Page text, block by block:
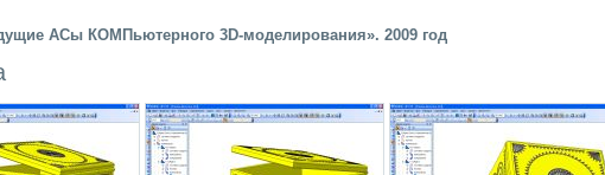
АСы КОМПьютерного 3D-моделирования». 2009 год